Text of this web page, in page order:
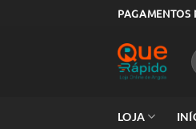
LOJA